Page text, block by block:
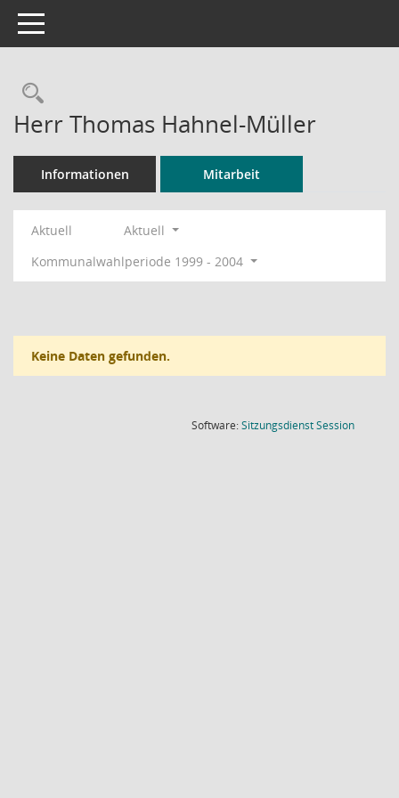
Toggle navigation
Rechercheauswahl
Herr Thomas Hahnel-Müller
Informationen Mitarbeit
Aktuell
Aktuell
Kommunalwahlperiode 1999 - 2004
Keine Daten gefunden.
Software:SitzungsdienstSession(Wird in